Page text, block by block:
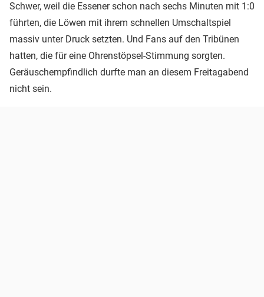
Schwer, weil die Essener schon nach sechs Minuten mit 1:0
führten, die Löwen mit ihrem schnellen Umschaltspiel
massiv unter Druck setzten. Und Fans auf den Tribünen
hatten, die für eine Ohrenstöpsel-Stimmung sorgten.
Geräuschempfindlich durfte man an diesem Freitagabend
nicht sein.